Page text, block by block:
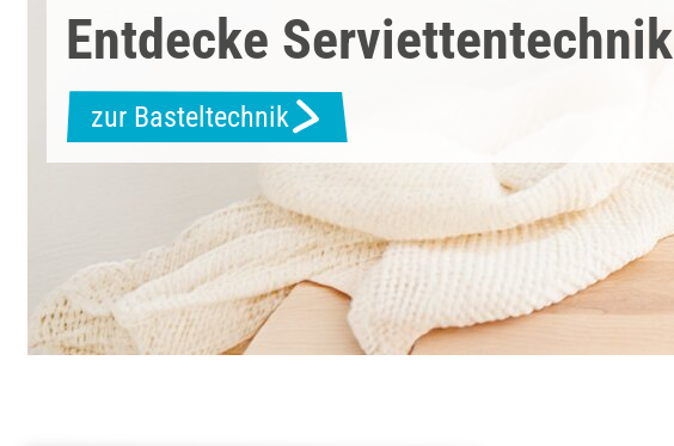
Entdecke Serviettentechnik
zur Basteltechnik